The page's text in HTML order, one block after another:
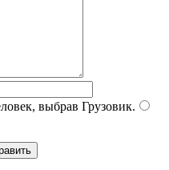
выбрав Грузовик.